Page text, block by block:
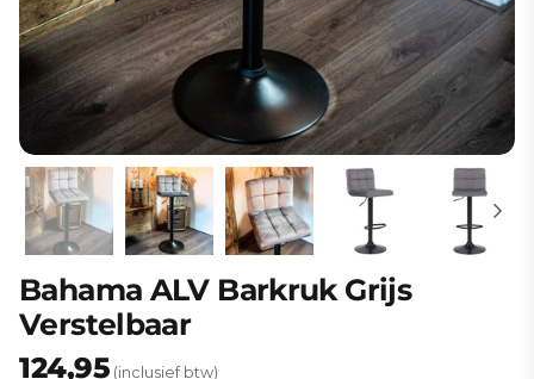
Bahama ALV Barkruk Grijs
Verstelbaar
Normale
124,95 (inclusief btw)